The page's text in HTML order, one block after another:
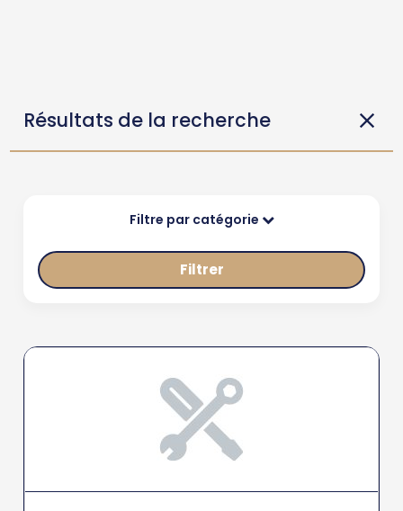
Résultats de la recherche
Filtre par catégorie
Filtrer